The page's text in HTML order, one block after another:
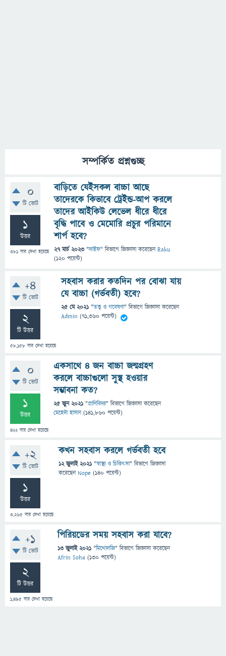
সম্পর্কিত প্রশ্নগুচ্ছ
0
টি ভোট
1
উত্তর
381 বার দেখা হয়েছে
বাড়িতে যেইসকল বাচ্চা আছে
তাদেরকে কিভাবে ট্রেইন্ড-আপ করলে
তাদের আইকিউ লেভেল ধীরে ধীরে
বৃদ্ধি পাবে ও মেমোরি প্রচুর পরিমানে
শার্প হবে?
27 মার্চ 2023 "লাইফ" বিভাগে জিজ্ঞাসাকরেছেনRaku
(120 পয়েন্ট)
+4
টি ভোট
2
টি উত্তর
58,158 বার দেখা হয়েছে
সহবাস করার কতদিন পর বোঝা যায়
যে বাচ্চা (গর্ভবতী) হবে?
25 মে 2021 "তত্ত্ব ও গবেষণা" বিভাগে জিজ্ঞাসাকরেছেন
Admin (71,360 পয়েন্ট)
0
টি ভোট
1
উত্তর
422বার দেখা হয়েছে
একসাথে ৪ জন বাচ্চা জন্মগ্রহণ
করলে বাচ্চাগুলো সুস্থ হওয়ার
সম্ভাবনা কত?
25 জুন 2021 "প্রাণিবিদ্যা" বিভাগে জিজ্ঞাসাকরেছেন
মেহেদী হাসান (141,860 পয়েন্ট)
+2
টি ভোট
1
উত্তর
3,265 বার দেখা হয়েছে
কখন সহবাস করলে গর্ভবতী হবে
12 জুলাই 2021 "স্বাস্থ্য ও চিকিৎসা" বিভাগে জিজ্ঞাসা
করেছেনNope (140 পয়েন্ট)
+1
টি ভোট
2
টি উত্তর
1,495 বার দেখা হয়েছে
পিরিয়ডের সময় সহবাস করা যাবে?
13 জুলাই 2021 "মিথোলজি" বিভাগে জিজ্ঞাসাকরেছেন
Afrin Soha (130 পয়েন্ট)